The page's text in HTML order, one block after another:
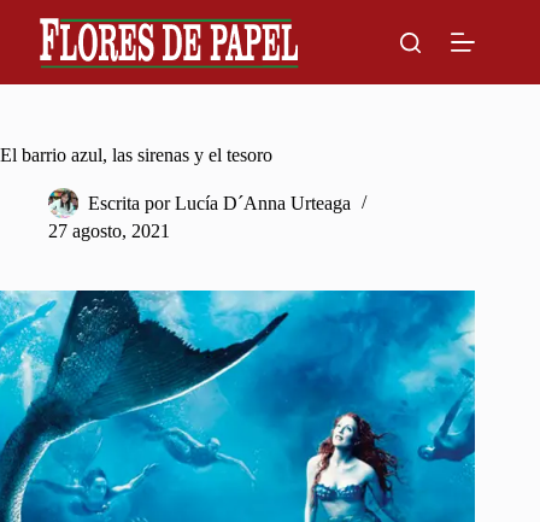
content
El barrio azul, las sirenas y el tesoro
Escrita por Lucía D´Anna Urteaga
27 agosto, 2021